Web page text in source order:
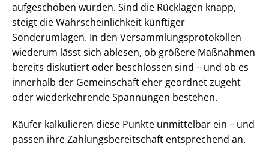
aufgeschoben wurden. Sind die Rücklagen knapp,
steigt die Wahr­schein­lich­keit künftiger
Sonderumlagen. In den Ver­samm­lungs­pro­to­kol­len
wiederum lässt sich ablesen, ob größere Maßnahmen
bereits diskutiert oder beschlossen sind – und ob es
innerhalb der Gemeinschaft eher geordnet zugeht
oder wiederkehrende Spannungen bestehen.
Käufer kalkulieren diese Punkte unmittelbar ein – und
passen ihre Zah­lungs­be­reit­schaft entsprechend an.